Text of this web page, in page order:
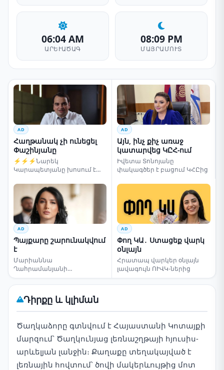
06:04 AM
ԱՐԵՒԱԾԱԳ
08:09 PM
ՄԱՅՐԱՄՈՒՏ
AD
Հաղթանակ չի ունեցել
Փաշինյանը
⚡⚡⚡Նարեկ
Կարապետյանը խոսում է
AD
Այն, ինչ քիչ առաջ
կատարվեց ԿԸՀ-ում
Իվետա Տոնոյանը
փակագծեր է բացում ԿՀԸից
AD
Պայքարը շարունակվում
է
Մարիաննա
Ղահրամանյանի
սենսացիոն կոչը
AD
Փող ԿԱ․ Ստացեք վարկ
օնլայն
Հրատապ վարկեր օնլայն
լավագույն ՈՒՎԿ-ներից
Դիրքը և կլիման
Ծաղկաձորը գտնվում է Հայաստանի Կոտայքի
մարզում՝ Ծաղկունյաց լեռնաշղթայի հյուսիս-
արևելյան լանջին։ Քաղաքը տեղակայված է
լեռնային հովտում՝ ծովի մակերևույթից մոտ